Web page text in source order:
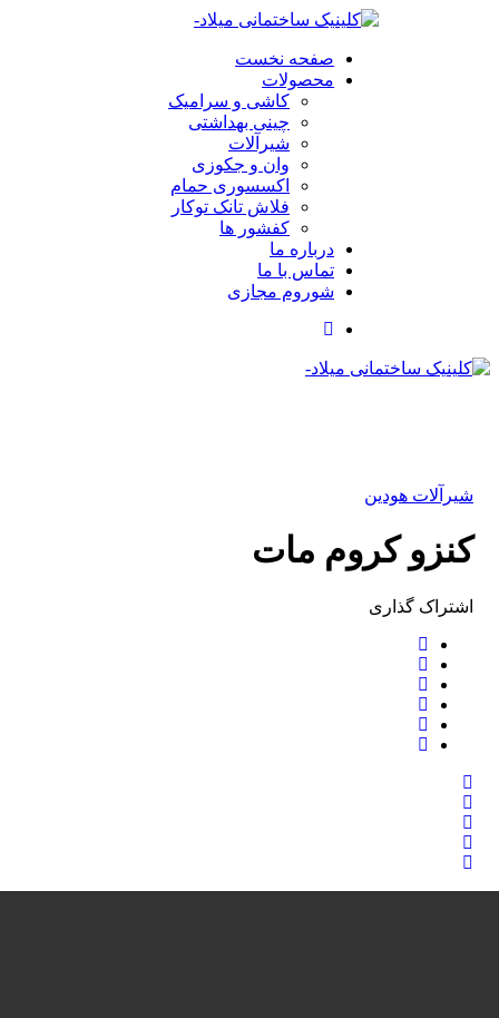
صفحه نخست
محصولات
کاشی و سرامیک
چینی بهداشتی
شیرآلات
وان و جکوزی
اکسسوری حمام
فلاش تانک توکار
کفشور ها
درباره ما
تماس با ما
شوروم مجازی
شیرآلات هودین
کنزو کروم مات
اشتراک ‌گذاری